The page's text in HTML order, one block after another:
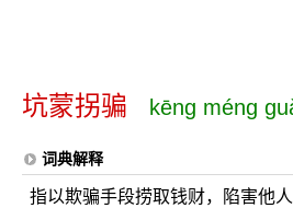
坑蒙拐骗 kēng méng
词典解释
指以欺骗手段捞取钱财，陷害他人